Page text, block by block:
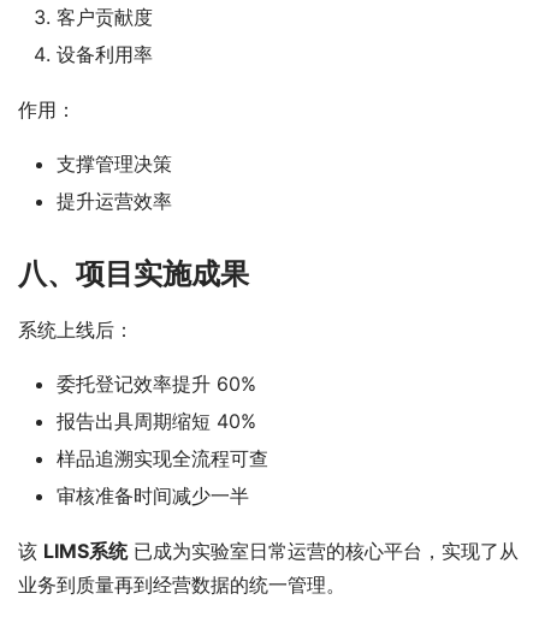
客户贡献度
设备利用率
作用：
支撑管理决策
提升运营效率
八、项目实施成果
系统上线后：
委托登记效率提升 60%
报告出具周期缩短 40%
样品追溯实现全流程可查
审核准备时间减少一半
该 LIMS系统 已成为实验室日常运营的核心平台，实现了从
业务到质量再到经营数据的统一管理。